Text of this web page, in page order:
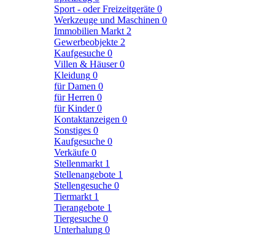
Sport - oder Freizeitgeräte 0
Werkzeuge und Maschinen 0
Immobilien Markt 2
Gewerbeobjekte 2
Kaufgesuche 0
Villen & Häuser0
Kleidung 0
für Damen 0
für Herren 0
für Kinder0
Kontaktanzeigen 0
Sonstiges 0
Kaufgesuche 0
Verkäufe 0
Stellenmarkt 1
Stellenangebote 1
Stellengesuche 0
Tiermarkt 1
Tierangebote 1
Tiergesuche 0
Unterhalung 0